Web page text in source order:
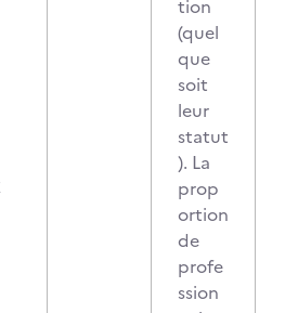
tion
(quel
que
soit
leur
statut
). La
prop
ortion
de
profe
ssion